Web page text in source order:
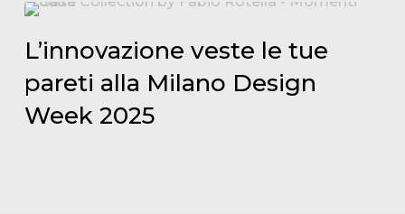
L’innovazione
veste
le
tue
pareti
L’innovazione veste le tue
pareti alla Milano Design
Week 2025